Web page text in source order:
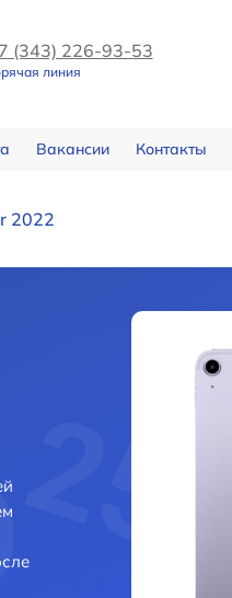
(343) 226-93-53
линия
Вакансии Контакты
2022